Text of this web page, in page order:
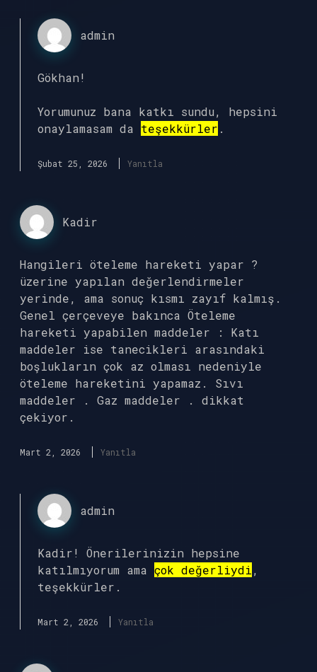
admin
Gökhan!
Yorumunuz bana katkı sundu, hepsini
onaylamasam da teşekkürler .
Şubat 25, 2026 Yanıtla
Kadir
Hangileri öteleme hareketi yapar ?
üzerine yapılan değerlendirmeler
yerinde, ama sonuç kısmı zayıf kalmış.
Genel çerçeveye bakınca Öteleme
hareketi yapabilen maddeler : Katı
maddeler ise tanecikleri arasındaki
boşlukların çok az olması nedeniyle
öteleme hareketini yapamaz. Sıvı
maddeler . Gaz maddeler . dikkat
çekiyor.
Mart 2, 2026 Yanıtla
admin
Kadir! Önerilerinizin hepsine
katılmıyorum ama çok değerliydi,
teşekkürler.
Mart 2, 2026 Yanıtla